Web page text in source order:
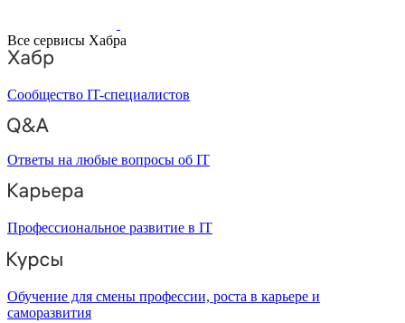
Все сервисы Хабра
Сообщество IT-специалистов
Ответы на любые вопросы об IT
Профессиональное развитие в IT
Обучение для смены профессии, роста в карьере и
саморазвития